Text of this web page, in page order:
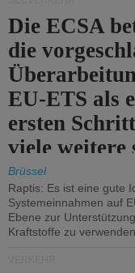
Die ECSA
die
EU-ETS als
ersten
viele weitere
folgen.
Brüssel
Raptis: Es ist eine gute
Systemeinnahmen auf
Ebene zur
Kraftstoffe zu verwenden.